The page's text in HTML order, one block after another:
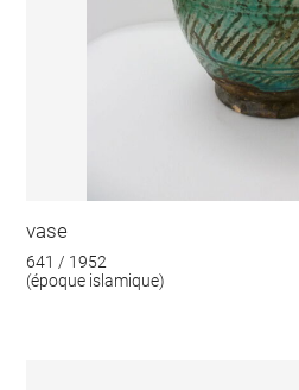
vase
641 / 1952
(époque islamique)